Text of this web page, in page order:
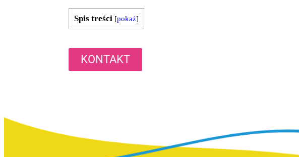
Spis treści [pokaż]
KONTAKT